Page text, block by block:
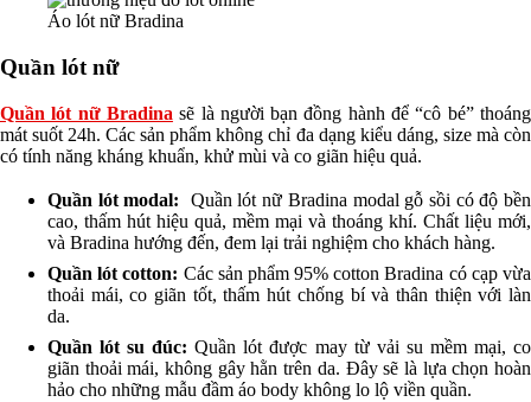
Áo lót nữ Bradina
Quần lót nữ
Quần lót nữ Bradina sẽ là người bạn đồng hành để “cô bé” thoáng
mát suốt 24h. Các sản phẩm không chỉ đa dạng kiểu dáng, size mà còn
có tính năng kháng khuẩn, khử mùi và co giãn hiệu quả.
Quần lót modal:
Quần lót nữ Bradina modal gỗ sồi có độ bền
cao, thấm hút hiệu quả, mềm mại và thoáng khí. Chất liệu mới,
và Bradina hướng đến, đem lại trải nghiệm cho khách hàng.
Quần lót cotton: Các sản phẩm 95% cotton Bradina có cạp vừa
thoải mái, co giãn tốt, thấm hút chống bí và thân thiện với làn
da.
Quần lót su đúc:Quần lót được may từ vải su mềm mại, co
giãn thoải mái, không gây hằn trên da. Đây sẽ là lựa chọn hoàn
hảo cho những mẫu đầm áo body không lo lộ viền quần.